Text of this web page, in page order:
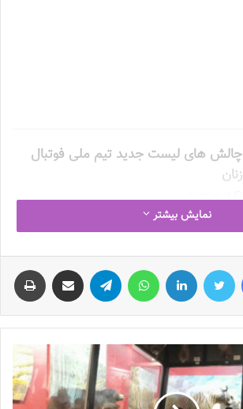
چالش هاى ليست جدید تيم ملى فوتبال
زنان
2023-06-14
تازه‌ترین خبرها از درمان ۲ ملی‌پوش فوتبال
زنان
2023-12-24
دعوت آزمون از 30 بازیکن به اردوی تیم ملی
2023-03-21
آینده درخشانی در انتظار فوتبال بانوان است
2022-12-10
نمایش بیشتر